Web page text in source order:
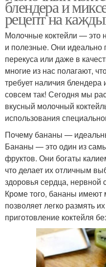
блендера и
рецепт на
Молочные коктейли — это
и полезные. Они идеально
перекуса или даже в
многие из нас полагают,
требует наличия
совсем так! Сегодня мы
вкусный молочный
использования
Почему бананы —
Бананы — это один из
фруктов. Они богаты
что делает их отличным
здоровья сердца,
Кроме того, бананы имеют
позволяет легко размять
приготовление коктейля